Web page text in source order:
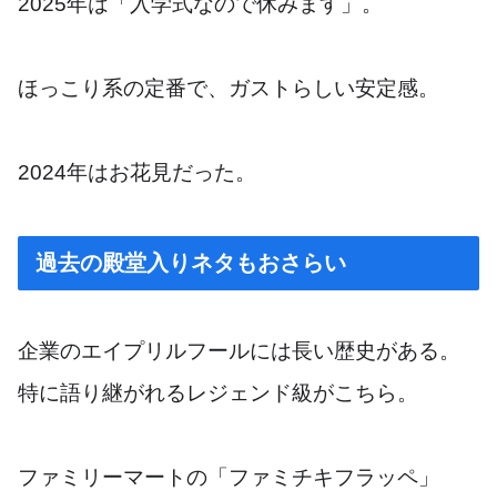
ほっこり系の定番で、ガストらしい安定感。
2024年はお花見だった。
過去の殿堂入りネタもおさらい
企業のエイプリルフールには長い歴史がある。
特に語り継がれるレジェンド級がこちら。
ファミリーマートの「ファミチキフラッペ」